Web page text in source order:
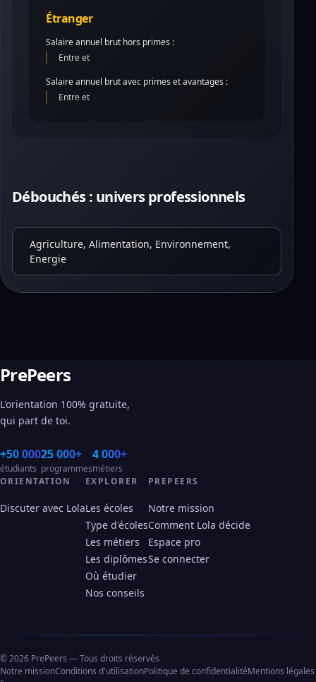
Étranger
Salaire annuel brut hors primes :
Entre et
Salaire annuel brut avec primes et avantages :
Entre et
Débouchés : univers professionnels
Agriculture, Alimentation, Environnement,
Energie
PrePeers
L'orientation 100% gratuite,
qui part de toi.
+50 000
étudiants
25 000+
programmes
4 000+
métiers
ORIENTATION
Discuter avec Lola
EXPLORER
Les écoles
Type d'écoles
Les métiers
Les diplômes
Où étudier
Nos conseils
PREPEERS
Notre mission
Comment Lola décide
Espace pro
Se connecter
© 2026 PrePeers — Tous droits réservés
Notre missionConditions d'utilisationPolitique de confidentialitéMentions légales